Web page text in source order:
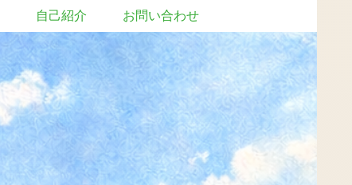
自己紹介 お問い合わせ